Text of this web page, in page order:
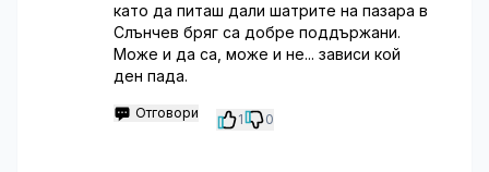
като да питаш дали шатрите на пазара в
Слънчев бряг са добре поддържани.
Може и да са, може и не... зависи кой
ден пада.
Отговори 1 0